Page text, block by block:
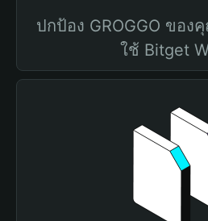
ปกป้อง GROGGO ของ
ใช้ Bitget